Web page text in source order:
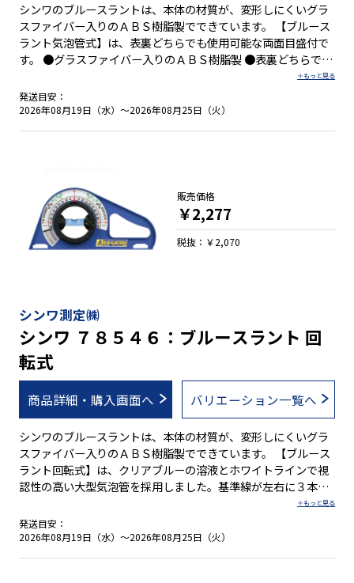
シンワのブルースラントは、本体の材質が、変形しにくいグラ
スファイバー入りのＡＢＳ樹脂製でできています。 【ブルース
ラント気泡管式】は、表裏どちらでも使用可能な両面目盛付で
す。 ●グラスファイバー入りのＡＢＳ樹脂製 ●表裏どちらでも
発送目安：
2026年08月19日（水）～2026年08月25日（火）
シンワ測定㈱
シンワ ７８５４６：ブルースラント 回
転式
商品詳細・購入画面へ バリエーション一覧へ
シンワのブルースラントは、本体の材質が、変形しにくいグラ
スファイバー入りのＡＢＳ樹脂製でできています。 【ブルース
ラント回転式】は、クリアブルーの溶液とホワイトラインで視
認性の高い大型気泡管を採用しました。基準線が左右に３本ず
つあり、水平と１/５０・１/１００勾配測定ができます。ま
た、表裏どちらでも使用可能な両面目盛付です。 ●ダイヤル部
を浮かせて清掃可能 ●視認性の高い大型気泡管を採用 ●回しや
発送目安：
2026年08月19日（水）～2026年08月25日（火）
販売価格
￥2,277
税抜：￥2,070